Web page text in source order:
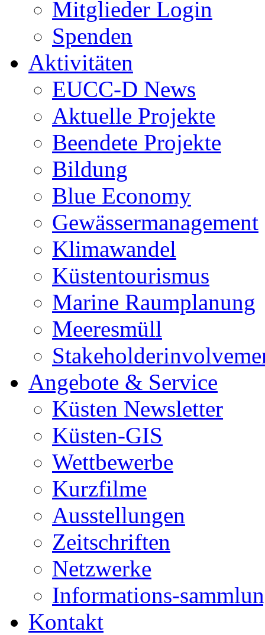
Mitglieder Login
Spenden
Aktivitäten
EUCC-D News
Aktuelle Projekte
Beendete Projekte
Bildung
Blue Economy
Gewässermanagement
Klimawandel
Küstentourismus
Marine Raumplanung
Meeresmüll
Angebote & Service
Küsten Newsletter
Küsten-GIS
Wettbewerbe
Kurzfilme
Ausstellungen
Zeitschriften
Netzwerke
Informations-
Kontakt